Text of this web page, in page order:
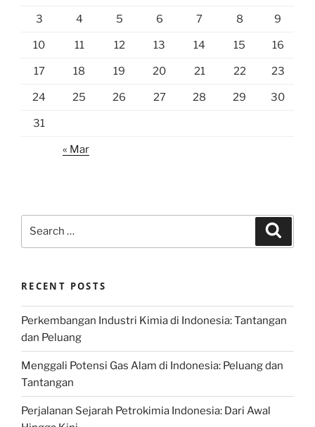
3 4 5 6 7 8 9
10 11 12 13 14 15 16
17 18 19 20 21 22 23
24 25 26 27 28 29 30
31
« Mar
RECENT POSTS
Perkembangan Industri Kimia di Indonesia: Tantangan
dan Peluang
Menggali Potensi Gas Alam di Indonesia: Peluang dan
Tantangan
Perjalanan Sejarah Petrokimia Indonesia: Dari Awal